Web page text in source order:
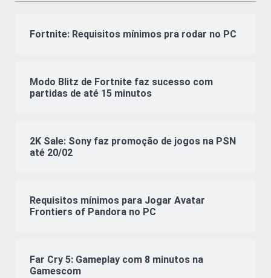
Fortnite: Requisitos mínimos pra rodar no PC
Modo Blitz de Fortnite faz sucesso com
partidas de até 15 minutos
2K Sale: Sony faz promoção de jogos na PSN
até 20/02
Requisitos mínimos para Jogar Avatar
Frontiers of Pandora no PC
Far Cry 5: Gameplay com 8 minutos na
Gamescom